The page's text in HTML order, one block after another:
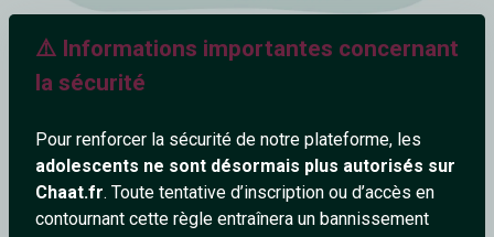
⚠️ Informations importantes concernant
la sécurité
Pour renforcer la sécurité de notre plateforme, les
adolescents ne sont désormais plus autorisés sur
Chaat.fr. Toute tentative d’inscription ou d’accès en
contournant cette règle entraînera un bannissement
C’est une valeur sûre dont à peu près 100% des personnes
interrogées ne peuvent se passer.
Tchater gratuitement pour faire connaissance avec les